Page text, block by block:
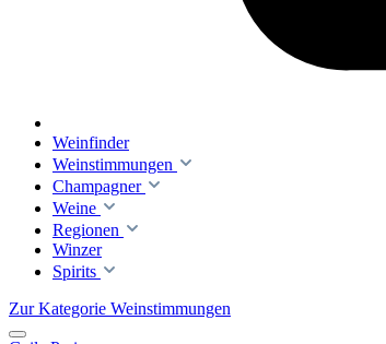
Weinfinder
Weinstimmungen
Champagner
Weine
Regionen
Winzer
Spirits
Zur Kategorie Weinstimmungen